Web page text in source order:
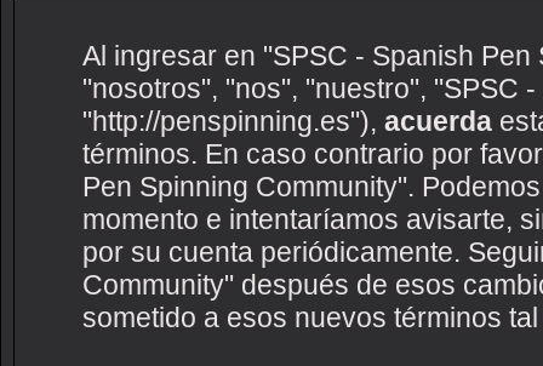
Al ingresar en "SPSC - Spanish
"nosotros", "nos", "nuestro", "SPSC
"http://penspinning.es"), acuerda
términos. En caso contrario por
Pen Spinning Community".
momento e intentaríamos avisarte,
por su cuenta periódicamente.
Community" después de esos
sometido a esos nuevos términos